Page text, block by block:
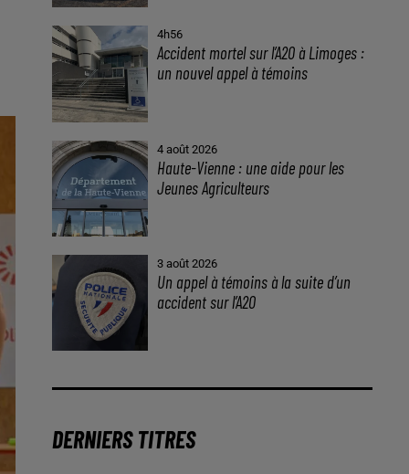
4h56
Accident mortel sur l’A20 à Limoges :
un nouvel appel à témoins
4 août 2026
Haute-Vienne : une aide pour les
Jeunes Agriculteurs
3 août 2026
Un appel à témoins à la suite d’un
accident sur l’A20
DERNIERS TITRES